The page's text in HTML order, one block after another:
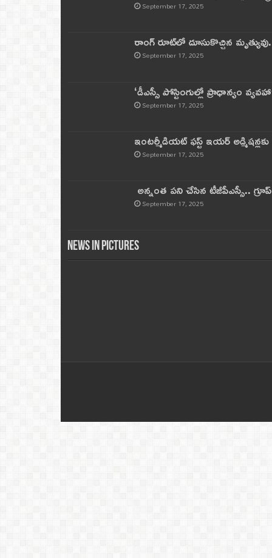
September 17, 2025
రాంగ్ రూట్‌లో దూసుకొచ్చిన
September 17, 2025
‘డీఎస్సీ పోస్టింగుల్లో ప్రాధాన్యం
September 17, 2025
ఇంటర్మీడియట్ ఫస్ట్‌ ఇయర్‌
September 17, 2025
అన్నంత పని చేసిన టీజీపీఎస్సీ..
September 17, 2025
News in Pictures